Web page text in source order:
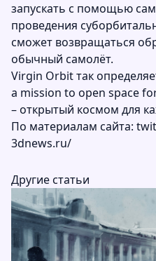
запускать с помощью
проведения
сможет возвращаться
обычный самолёт.
Virgin Orbit так
a mission to open space
– открытый космом для
По материалам сайта:
3dnews.ru/
Другие статьи